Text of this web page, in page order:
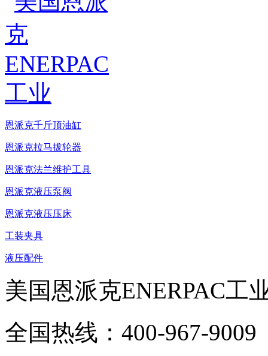
恩派克千斤顶油缸
恩派克拉马拔轮器
恩派克法兰维护工具
恩派克液压泵阀
恩派克液压压床
工装夹具
液压配件
美国恩派克ENERPAC工
全国热线：400-967-9009